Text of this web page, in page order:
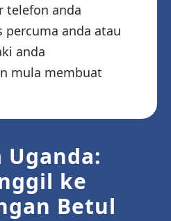
telefon anda
percuma anda atau
anda
mula membuat
Uganda:
ke
Betul